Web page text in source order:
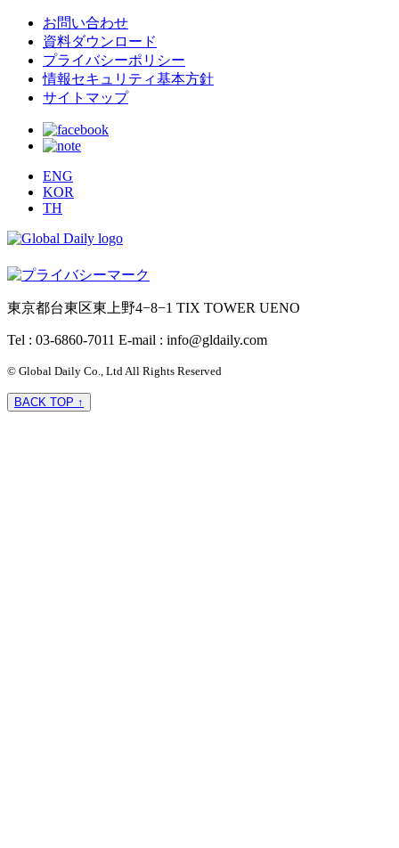
お問い合わせ
資料ダウンロード
プライバシーポリシー
情報セキュリティ基本方針
サイトマップ
ENG
KOR
TH
東京都台東区東上野4−8−1 TIX TOWER UENO
Tel : 03-6860-7011 E-mail : info@gldaily.com
© Global Daily Co., Ltd All Rights Reserved
BACK TOP ↑